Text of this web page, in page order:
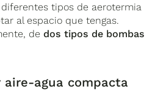
tipos de aerotermia
al espacio que tengas.
de dos tipos de bombas
aire-agua compacta